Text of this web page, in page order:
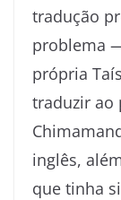
tradução
problema
própria
traduzir ao
inglês,
que tinha